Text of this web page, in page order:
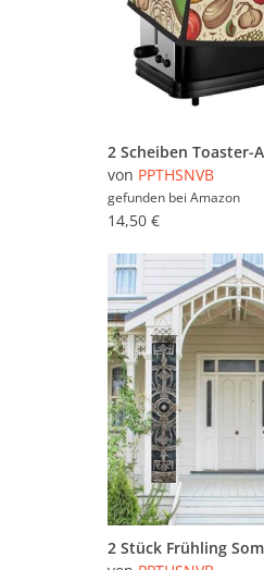
von PPTHSNVB
gefunden bei Amazon
14,50 €